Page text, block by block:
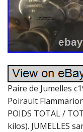
Paire de Jumelles
Poirault
POIDS TOTAL /
kilos). JUMELLES